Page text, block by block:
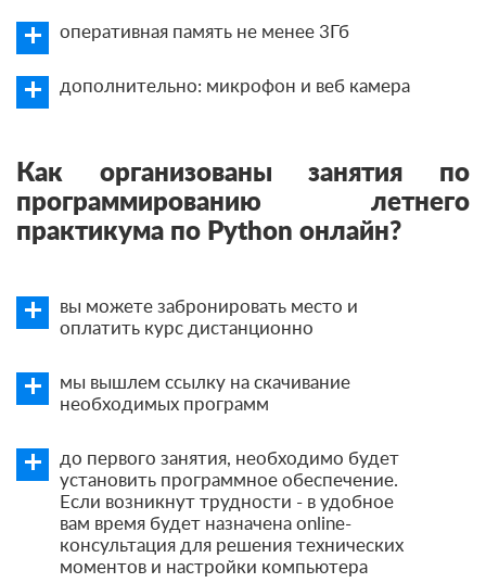
оперативная память не менее 3Гб
дополнительно: микрофон и веб камера
Как организованы занятия по
программированию летнего
практикума по Python онлайн?
вы можете забронировать место и
оплатить курс дистанционно
мы вышлем ссылку на скачивание
необходимых программ
до первого занятия, необходимо будет
установить программное обеспечение.
Если возникнут трудности - в удобное
вам время будет назначена online-
консультация для решения технических
моментов и настройки компьютера